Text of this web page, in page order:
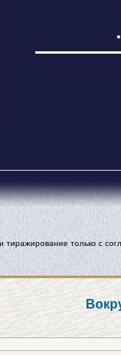
тиражирование только с